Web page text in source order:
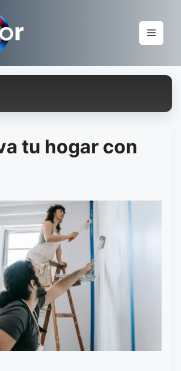
Menu
tu hogar con